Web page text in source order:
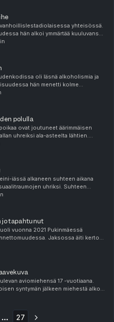
yhteisössä.
hän alkoi ymmärtää kuuluvansa
Kaapista tulemisen jälkeen
oli läsnä alkoholismia ja
hän menetti kolme
itsemurhalle. Nykypäivänä hän on
polulla
ovat joutuneet äärimmäisen
uhreiksi ala-asteelta lähtien.
väkivalta on aiheuttanut koko
iässä alkaneen suhteen aikana
uhriksi. Suhteen
hänellä diagnosoitiin OCD, joka
on jo tapahtunut
vuonna 2021 Pukinmäessä
Jaksossa äiti kertoo
lapsensa järjettömän
aviomiehensä 17 -vuotiaana.
syntymän jälkeen miehestä alkoi
piirteitä. Fyysinen, henkinen ja
27